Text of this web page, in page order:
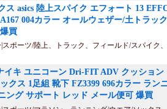
ス asics 陸上スパイク エフォート 13
004カラー オールウェザー/土トラッ
買
スポーツ/陸上、トラック、フィールド/スパイク
イキ ユニコーン Dri-FIT ADV クッション
クス 1足組 靴下 FZ3399 696カラー ラン
ング サポート レッド メール便可 爆買